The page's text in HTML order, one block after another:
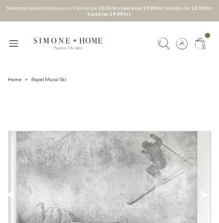
Showroom abierto de Lunes a Viernes de 10:30 hrs hasta las 19:00 hrsSábados de 10:30 hrs
hasta las 14:00 hrs
Home > Papel Mural Ski